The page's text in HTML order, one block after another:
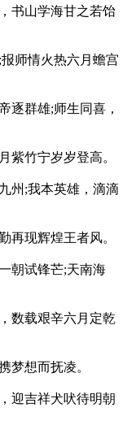
书山学海甘之若饴
师情火热六月蟾宫
逐群雄;师生同喜，
紫竹宁岁岁登高。
州;我本英雄，滴滴
再现辉煌王者风。
朝试锋芒;天南海
数载艰辛六月定乾
梦想而抚凌。
迎吉祥犬吠待明朝